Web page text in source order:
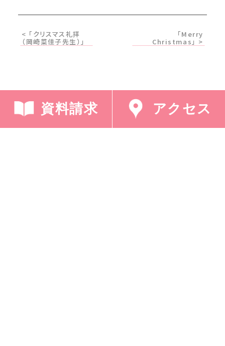
資料請求 アクセス
< 「クリスマス礼拝
（岡崎菜佳子先生）」
「Merry
Christmas」 >